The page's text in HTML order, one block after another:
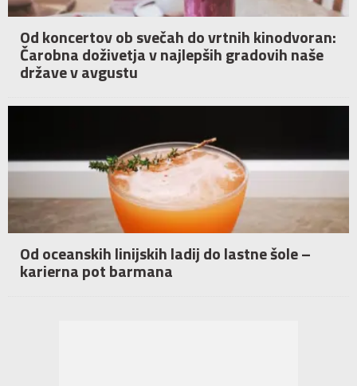
Od koncertov ob svečah do vrtnih kinodvoran:
Čarobna doživetja v najlepših gradovih naše
države v avgustu
Od oceanskih linijskih ladij do lastne šole –
karierna pot barmana